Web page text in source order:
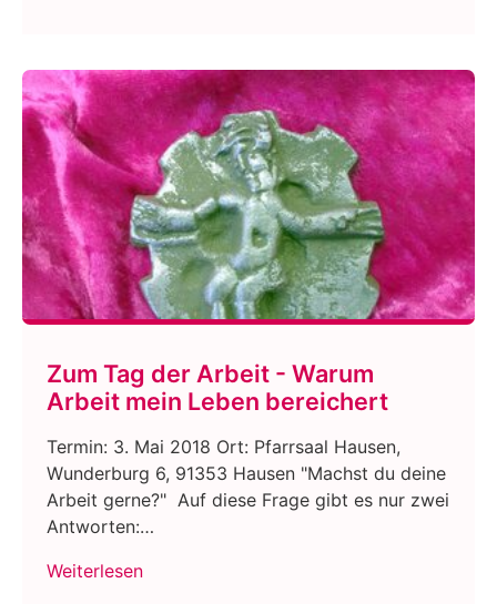
Zum Tag der Arbeit - Warum
Arbeit mein Leben bereichert
Termin: 3. Mai 2018 Ort: Pfarrsaal Hausen,
Wunderburg 6, 91353 Hausen "Machst du deine
Arbeit gerne?" Auf diese Frage gibt es nur zwei
Antworten:…
Weiterlesen